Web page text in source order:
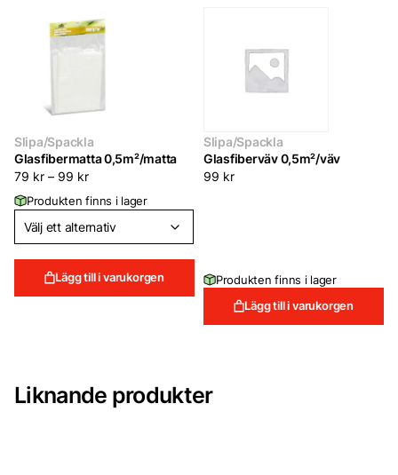
Slipa/Spackla
Glasfibermatta 0,5m²/matta
79 kr – 99 kr
Produkten finns i lager
Lägg till i varukorgen
Slipa/Spackla
Glasfiberväv 0,5m²/väv
99 kr
Produkten finns i lager
Lägg till i varukorgen
Liknande produkter